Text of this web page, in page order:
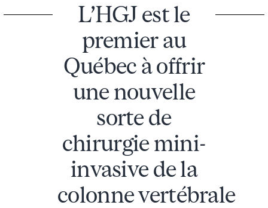
L’HGJ est le
premier au
Québec à offrir
une nouvelle
sorte de
chirurgie mini-
invasive de la
colonne vertébrale